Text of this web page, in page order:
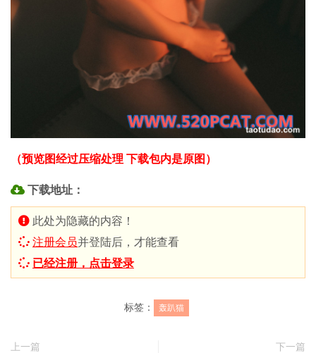
（预览图经过压缩处理 下载包内是原图）
下载地址：
此处为隐藏的内容！
注册会员并登陆后，才能查看
已经注册，点击登录
标签： 轰趴猫
上一篇
下一篇